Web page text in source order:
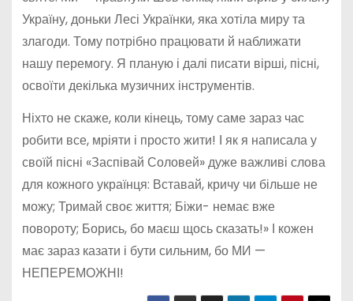
Україну, доньки Лесі Українки, яка хотіла миру та
злагоди. Тому потрібно працювати й наближати
нашу перемогу. Я планую і далі писати вірші, пісні,
освоїти декілька музичних інструментів.
Ніхто не скаже, коли кінець, тому саме зараз час
робити все, мріяти і просто жити! І як я написала у
своїй пісні «Заспівай Соловей» дуже важливі слова
для кожного українця: Вставай, кричу чи більше не
можу; Тримай своє життя; Біжи- немає вже
повороту; Борись, бо маєш щось сказать!» І кожен
має зараз казати і бути сильним, бо МИ —
НЕПЕРЕМОЖНІ!